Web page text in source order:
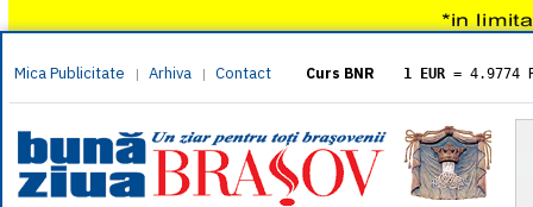
Mica Publicitate | Arhiva | Contact Curs BNR 1 EUR = 4.9774
= 5.8304
1 XAU= 464.4611
1 AED= 1.1933
1 AUD= 2.7957
1 BGN= 2.5449